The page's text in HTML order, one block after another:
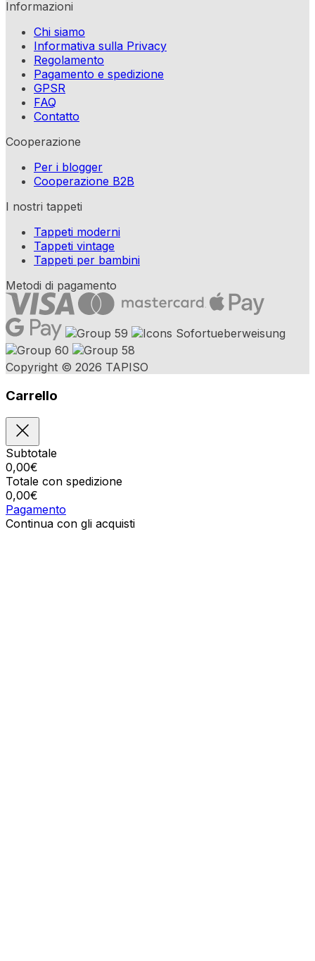
Informazioni
Chi siamo
Informativa sulla Privacy
Regolamento
Pagamento e spedizione
GPSR
FAQ
Contatto
Cooperazione
Per i blogger
Cooperazione B2B
I nostri tappeti
Tappeti moderni
Tappeti vintage
Tappeti per bambini
Metodi di pagamento
Copyright © 2026 TAPISO
Carrello
Subtotale
0,00€
Totale con spedizione
0,00€
Pagamento
Continua con gli acquisti